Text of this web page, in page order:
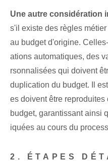
Une autre considération
s'il existe des règles
au budget d'origine.
ations automatiques, des
rsonnalisées qui doivent
duplication ⁢du budget. Il
es doivent être
budget, garantissant ainsi
iquées au cours du
2. ÉTAPES